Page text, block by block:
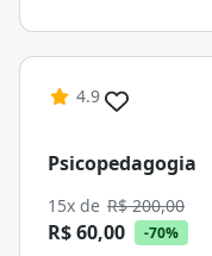
4.9
Psicopedagogia
15x de R$ 200,00
R$ 60,00 -70%